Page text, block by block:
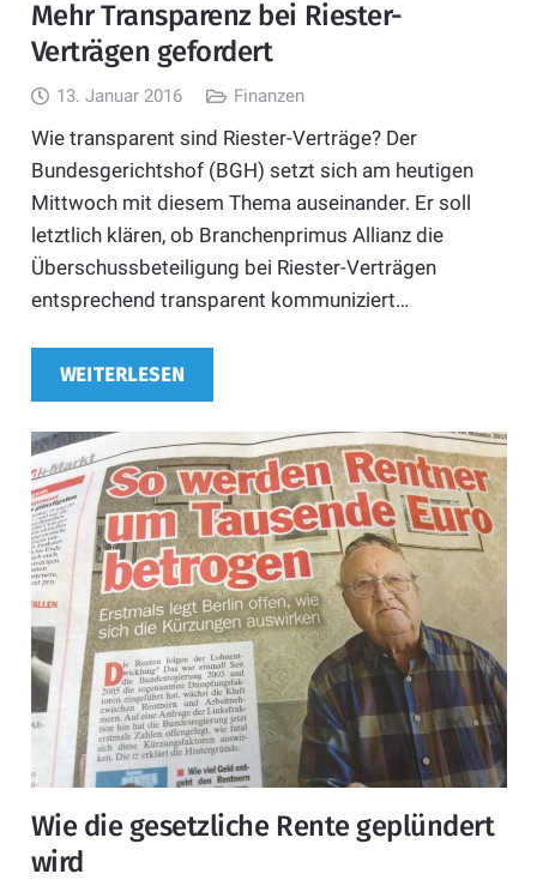
Mehr Transparenz bei Riester-
Verträgen gefordert
13. Januar 2016 Finanzen
Wie transparent sind Riester-Verträge? Der
Bundesgerichtshof (BGH) setzt sich am heutigen
Mittwoch mit diesem Thema auseinander. Er soll
letztlich klären, ob Branchenprimus Allianz die
Überschussbeteiligung bei Riester-Verträgen
entsprechend transparent kommuniziert…
WEITERLESEN
Wie die gesetzliche Rente geplündert
wird